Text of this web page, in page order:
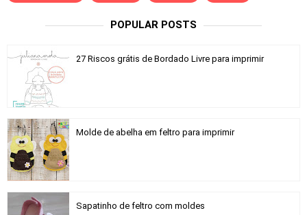
POPULAR POSTS
27 Riscos grátis de Bordado Livre para imprimir
Molde de abelha em feltro para imprimir
Sapatinho de feltro com moldes